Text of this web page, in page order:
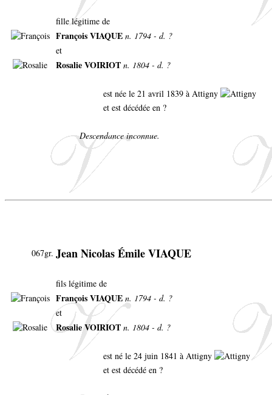
fille légitime de
François VIAQUE n. 1794 - d. ?
et
Rosalie VOIRIOT n. 1804 - d. ?
est née le 21 avril 1839 à Attigny
et est décédée en ?
Descendance inconnue.
067gr. Jean Nicolas Émile VIAQUE
fils légitime de
François VIAQUE n. 1794 - d. ?
et
Rosalie VOIRIOT n. 1804 - d. ?
est né le 24 juin 1841 à Attigny
et est décédé en ?